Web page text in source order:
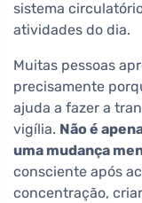
sistema
atividades do dia.
Muitas pessoas
precisamente
ajuda a fazer a
vigília. Não é
uma mudança
consciente após
concentração,